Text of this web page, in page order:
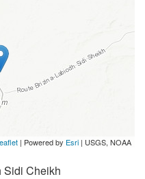
| Powered by Esri | USGS, NOAA
Sidi Cheikh